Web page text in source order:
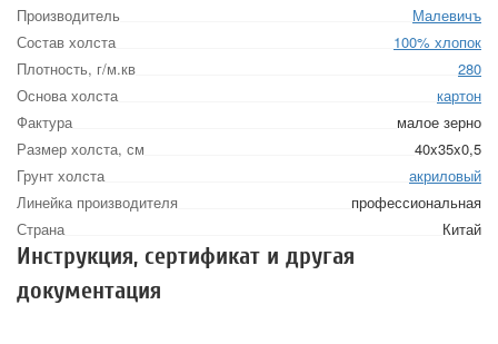
Производитель
Малевичъ
Состав холста
100% хлопок
Плотность, г/м.кв
280
Основа холста
картон
Фактура
малое зерно
Размер холста, см
40x35x0,5
Грунт холста
акриловый
Линейка производителя
профессиональная
Страна
Китай
Инструкция, сертификат и другая
документация